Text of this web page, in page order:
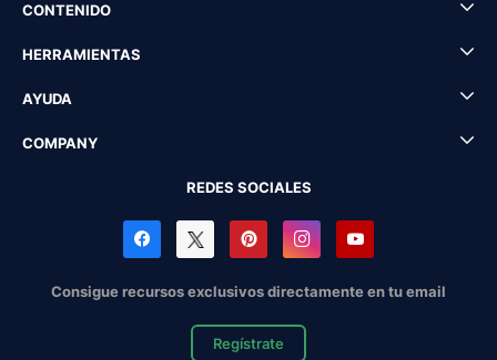
CONTENIDO
HERRAMIENTAS
AYUDA
COMPANY
REDES SOCIALES
Consigue recursos exclusivos directamente en tu email
Regístrate